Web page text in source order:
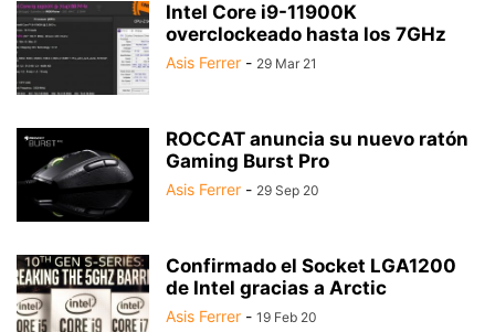
Intel Core i9-11900K
overclockeado hasta los 7GHz
Asis Ferrer - 29 Mar 21
ROCCAT anuncia su nuevo ratón
Gaming Burst Pro
Asis Ferrer - 29 Sep 20
Confirmado el Socket LGA1200
de Intel gracias a Arctic
Asis Ferrer - 19 Feb 20